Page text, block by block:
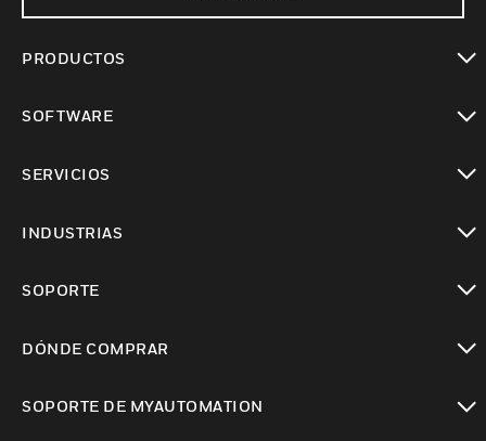
PRODUCTOS
SOFTWARE
SERVICIOS
INDUSTRIAS
SOPORTE
DÓNDE COMPRAR
SOPORTE DE MYAUTOMATION